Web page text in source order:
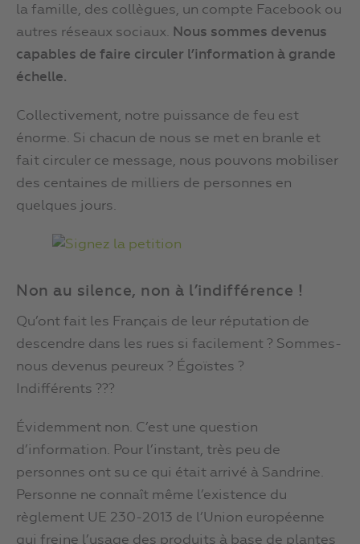
la famille, des collègues, un compte Facebook ou
autres réseaux sociaux. Nous sommes devenus
capables de faire circuler l’information à grande
échelle.
Collectivement, notre puissance de feu est
énorme. Si chacun de nous se met en branle et
fait circuler ce message, nous pouvons mobiliser
des centaines de milliers de personnes en
quelques jours.
Non au silence, non à l’indifférence !
Qu’ont fait les Français de leur réputation de
descendre dans les rues si facilement ? Sommes-
nous devenus peureux ? Égoïstes ?
Indifférents ???
Évidemment non. C’est une question
d’information. Pour l’instant, très peu de
personnes ont su ce qui était arrivé à Sandrine.
Personne ne connaît même l’existence du
règlement UE 230-2013 de l’Union européenne
qui freine l’usage des produits à base de plantes